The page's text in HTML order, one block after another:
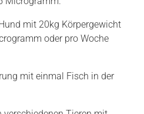
mit 20kg Körpergewicht
oder pro Woche
mit einmal Fisch in der